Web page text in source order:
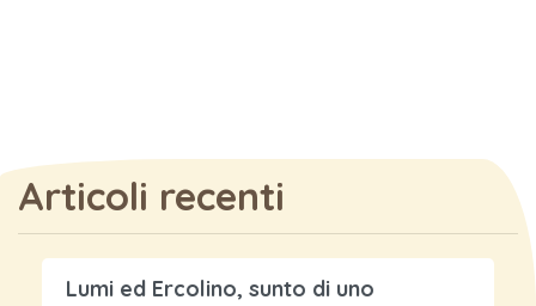
Articoli recenti
Lumi ed Ercolino, sunto di uno